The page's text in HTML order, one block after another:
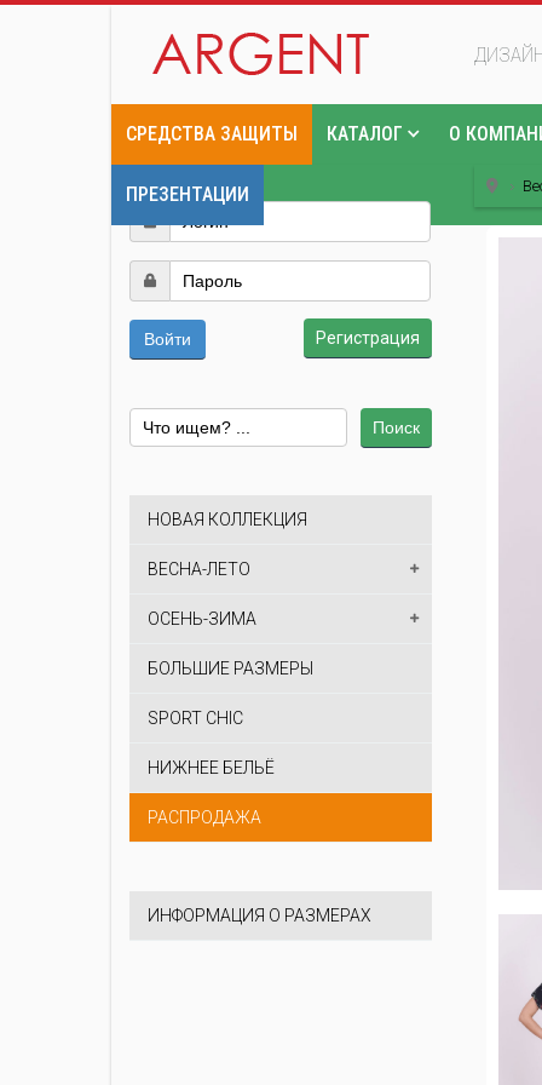
СРЕДСТВА ЗАЩИТЫ КАТАЛОГ О
ПРЕЗЕНТАЦИИ
Войти Регистрация
Поиск
НОВАЯ КОЛЛЕКЦИЯ
ВЕСНА-ЛЕТО
ОСЕНЬ-ЗИМА
БОЛЬШИЕ РАЗМЕРЫ
SPORT CHIC
НИЖНЕЕ БЕЛЬЁ
РАСПРОДАЖА
ИНФОРМАЦИЯ О РАЗМЕРАХ